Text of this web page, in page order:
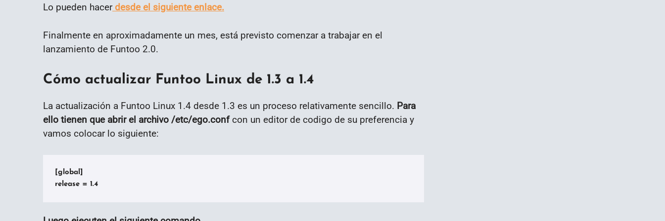
Lo pueden hacerdesde el siguiente enlace.
Finalmente en aproximadamente un mes, está previsto comenzar a trabajar en el
lanzamiento de Funtoo 2.0.
Cómo actualizar Funtoo Linux de 1.3 a 1.4
La actualización a Funtoo Linux 1.4 desde 1.3 es un proceso relativamente sencillo. Para
ello tienen que abrir el archivo /etc/ego.confcon un editor de codigo de su preferencia y
vamos colocar lo siguiente:
[global]
release = 1.4